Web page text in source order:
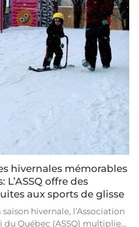
hivernales mémorables
L’ASSQ offre des
aux sports de glisse
hivernale, l’Association
du Québec (ASSQ) multiplie...